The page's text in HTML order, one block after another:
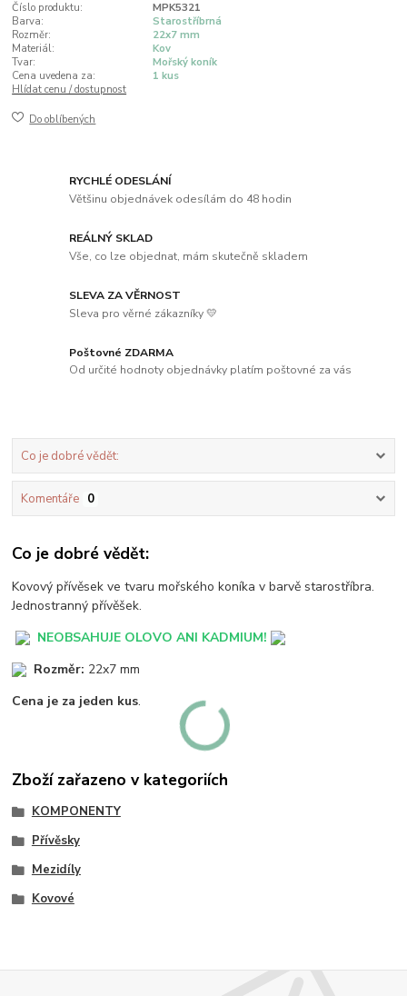
Číslo produktu:
MPK5321
Barva:
Starostříbrná
Rozměr:
22x7 mm
Materiál:
Kov
Tvar:
Mořský koník
Cena uvedena za:
1 kus
Hlídat cenu / dostupnost
Do oblíbených
RYCHLÉ ODESLÁNÍ
Většinu objednávek odesílám do 48 hodin
REÁLNÝ SKLAD
Vše, co lze objednat, mám skutečně skladem
SLEVA ZA VĚRNOST
Sleva pro věrné zákazníky 💛
Poštovné ZDARMA
Od určité hodnoty objednávky platím poštovné za vás
Co je dobré vědět:
Komentáře 0
Co je dobré vědět:
Kovový přívěsek ve tvaru mořského koníka v barvě starostříbra.
Jednostranný přívěšek.
NEOBSAHUJE OLOVO ANI KADMIUM!
Rozměr: 22x7 mm
Cena je za jeden kus.
Zboží zařazeno v kategoriích
KOMPONENTY
Přívěsky
Mezidíly
Kovové